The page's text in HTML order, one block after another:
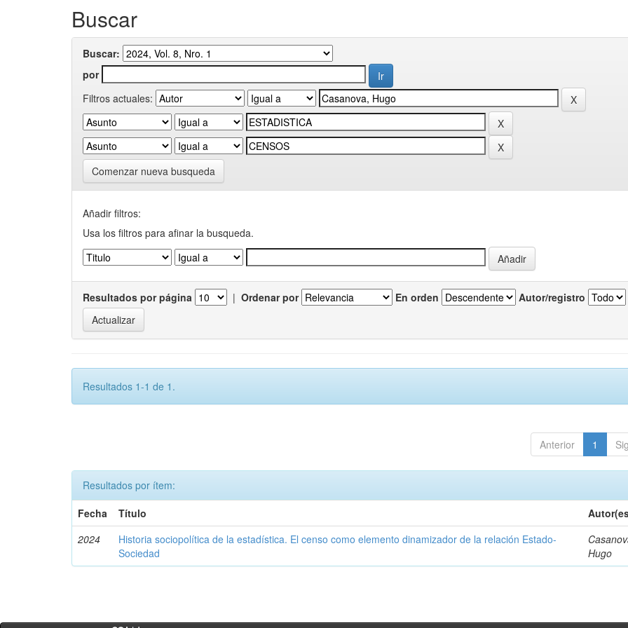
Buscar
Buscar:
por
Filtros actuales:
Comenzar nueva busqueda
Añadir filtros:
Usa los filtros para afinar la busqueda.
Resultados por página | Ordenar por En orden Autor/registro
Resultados 1-1 de 1.
Anterior 1
Resultados por ítem:
Fecha
Título
2024
Historia sociopolítica de la estadística. El censo como elemento dinamizador de la relación Estado-
Sociedad
Hugo